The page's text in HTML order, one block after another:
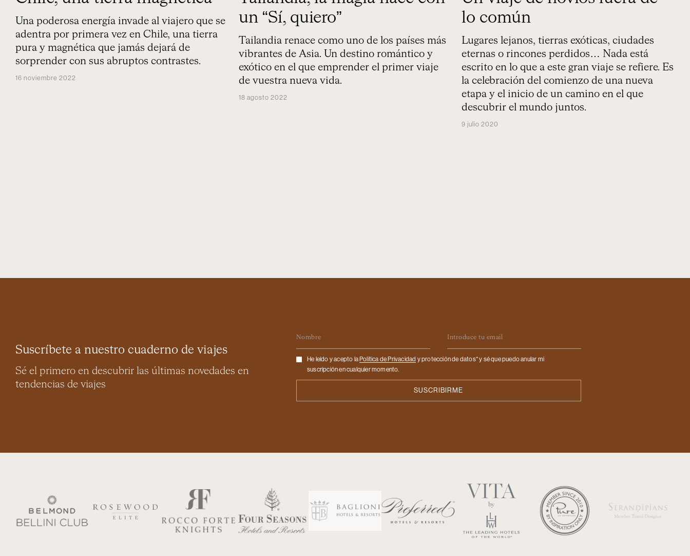
Una poderosa energía invade al viajero que se
adentra por primera vez en Chile, una tierra
pura y magnética que jamás dejará de
sorprender con sus abruptos contrastes.
16 noviembre 2022
un “Sí, quiero”
Tailandia renace como uno de los países más
vibrantes de Asia. Un destino romántico y
exótico en el que emprender el primer viaje
de vuestra nueva vida.
18 agosto 2022
lo común
Lugares lejanos, tierras exóticas, ciudades
eternas o rincones perdidos… Nada está
escrito en lo que a este gran viaje se refiere. Es
la celebración del comienzo de una nueva
etapa y el inicio de un camino en el que
descubrir el mundo juntos.
9 julio 2020
Suscríbete a nuestro cuaderno de viajes
Sé el primero en descubrir las últimas novedades en
tendencias de viajes
Checkbox
He leído y acepto la Politica de Privacidad y protección de datos* y sé que puedo anular mi
suscripción en cualquier momento.